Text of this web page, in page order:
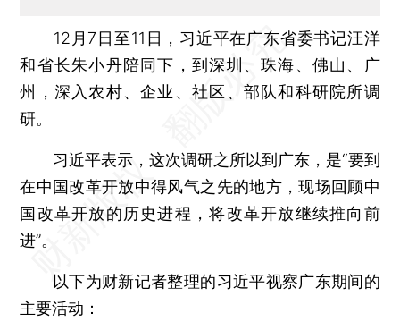
12月7日至11日，习近平在广东省委书记汪洋
和省长朱小丹陪同下，到深圳、珠海、佛山、广
州，深入农村、企业、社区、部队和科研院所调
研。
习近平表示，这次调研之所以到广东，是“要到
在中国改革开放中得风气之先的地方，现场回顾中
国改革开放的历史进程，将改革开放继续推向前
进”。
以下为财新记者整理的习近平视察广东期间的
主要活动：